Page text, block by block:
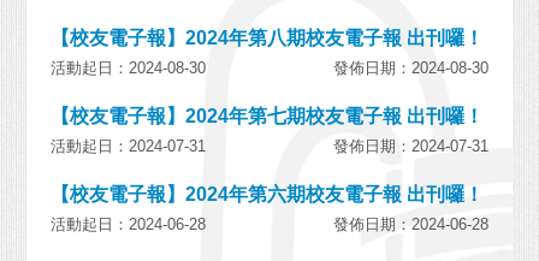
【校友電子報】2024年第八期校友電子報 出刊囉！
活動起日：2024-08-30 發佈日期：2024-08-30
【校友電子報】2024年第七期校友電子報 出刊囉！
活動起日：2024-07-31 發佈日期：2024-07-31
【校友電子報】2024年第六期校友電子報 出刊囉！
活動起日：2024-06-28 發佈日期：2024-06-28